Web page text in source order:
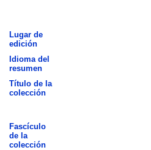
Lugar de
edición
Idioma del
resumen
Título de la
colección
Fascículo
de la
colección